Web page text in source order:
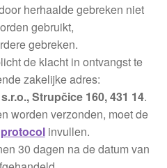
herhaalde gebreken niet
gebruikt,
gebreken.
de klacht in ontvangst te
zakelijke adres:
Strupčice 160, 431 14.
worden verzonden, moet de
invullen.
30 dagen na de datum van